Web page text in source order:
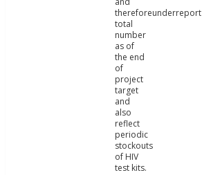
thereforeunderreport
total
number
as of
the end
of
project
target
and
also
reflect
periodic
stockouts
of HIV
test kits.